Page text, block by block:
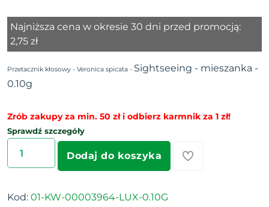
Najniższa cena w okresie 30 dni przed promocją:
2,75 zł
Przetacznik kłosowy - Veronica spicata - Sightseeing - mieszanka -
0.10g
Zrób zakupy za min. 50 zł i odbierz karmnik za 1 zł!
Sprawdź szczegóły
Dodaj do koszyka
Kod: 01-KW-00003964-LUX-0.10G